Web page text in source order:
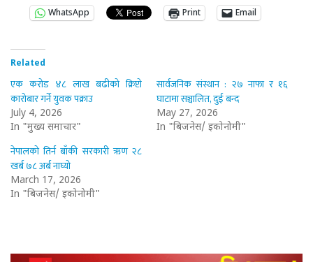
WhatsApp
Print Email
Related
एक करोड ४८ लाख बढीको क्रिप्टो
कारोबार गर्ने युवक पक्राउ
July 4, 2026
In "मुख्य समाचार"
सार्वजनिक संस्थान : २७ नाफा र १६
घाटामा सञ्चालित, दुई बन्द
May 27, 2026
In "बिजनेस/ इकोनोमी"
नेपालको तिर्न बाँकी सरकारी ऋण २८
खर्ब ७८ अर्ब नाघ्यो
March 17, 2026
In "बिजनेस/ इकोनोमी"